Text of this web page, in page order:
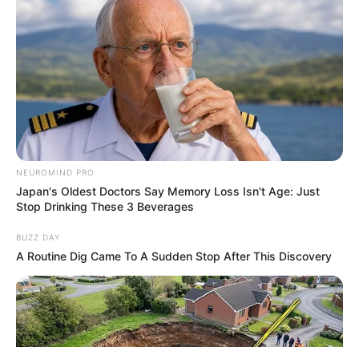
NEUROMIND PRO
Japan's Oldest Doctors Say Memory Loss Isn't Age: Just
Stop Drinking These 3 Beverages
BUZZ DAY
A Routine Dig Came To A Sudden Stop After This Discovery